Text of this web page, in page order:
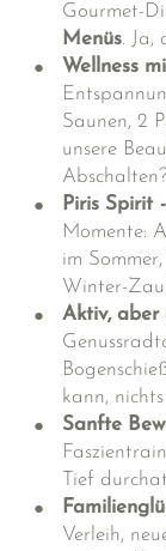
Gourmet-
Menüs. Ja,
Wellness
Saunen, 2
unsere
Piris Spirit
Momente:
im
Winter-
Aktiv, aber
kann,
Sanfte
Tief
Verleih,